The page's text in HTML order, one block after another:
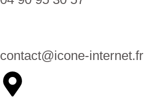
contact@icone-internet.fr